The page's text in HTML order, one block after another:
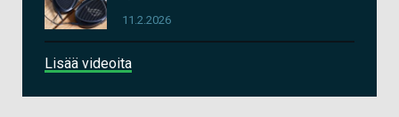
11.2.2026
Lisää videoita